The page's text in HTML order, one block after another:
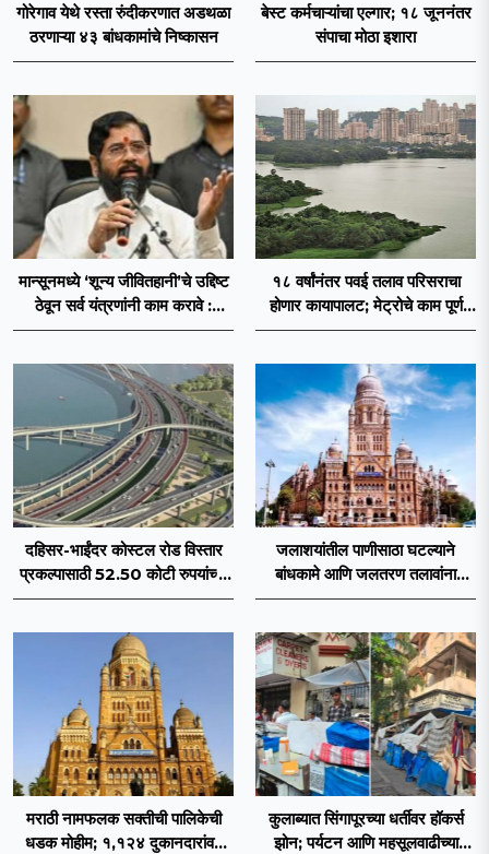
गोरेगाव येथे रस्ता रुंदीकरणात अडथळा
ठरणाऱ्या ४३ बांधकामांचे निष्कासन
बेस्ट कर्मचाऱ्यांचा एल्गार; १८ जूननंतर
संपाचा मोठा इशारा
मान्सूनमध्ये ‘शून्य जीवितहानी’चे उद्दिष्ट
ठेवून सर्व यंत्रणांनी काम करावे :
उपमुख्यमंत्री एकनाथ शिंदे
१८ वर्षांनंतर पवई तलाव परिसराचा
होणार कायापालट; मेट्रोचे काम पूर्ण
होताच पुनर्विकासाला सुरुवात;
दहिसर-भाईंदर कोस्टल रोड विस्तार
प्रकल्पासाठी 52.50 कोटी रुपयांच्या
पीएमसी प्रस्तावाला मंजुरीची प्रतीक्षा
जलाशयांतील पाणीसाठा घटल्याने
बांधकामे आणि जलतरण तलावांना
पाणीपुरवठा बंद; व्यावसायिक वापरावरही
मराठी नामफलक सक्तीची पालिकेची
धडक मोहीम; १,१२४ दुकानदारांवर
कुलाब्यात सिंगापूरच्या धर्तीवर हॉकर्स
झोन; पर्यटन आणि महसूलवाढीच्या